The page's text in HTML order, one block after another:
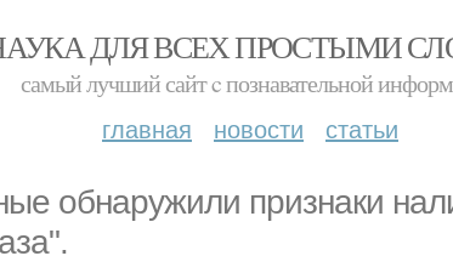
ДЛЯ ВСЕХ ПРОСТЫМИ
самый лучший сайт c познавательной
главная новости статьи
обнаружили признаки